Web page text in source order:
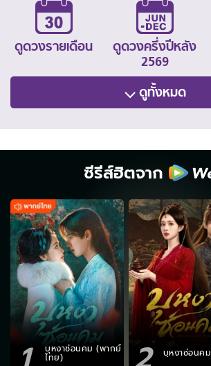
ดูดวงรายเดือน
ดูดวงครึ่งปีหลัง
2569
ดูทั้งหมด
ซีรีส์ฮิตจาก
บุหงาซ่อนคม (พากย์
ไทย) บุหงาซ่อนคม